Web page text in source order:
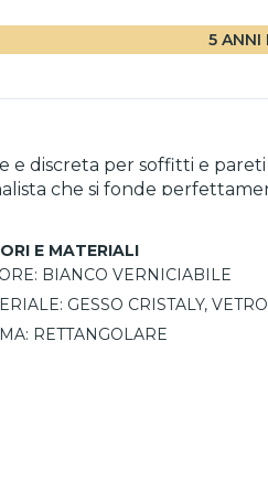
5 ANNI
discreta per soffitti e
che si fonde
e a una resa
perfetta per
un’apposita
il CRI90 assicura
E MATERIALI
BIANCO VERNICIABILE
GESSO CRISTALY, VETRO
RETTANGOLARE